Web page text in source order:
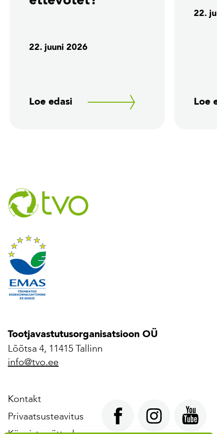
22. juuni 2026
Loe edasi
22.
Loe
Tootjavastutusorganisatsioon OÜ
Lõõtsa 4, 11415 Tallinn
info@tvo.ee
Kontakt
Privaatsusteavitus